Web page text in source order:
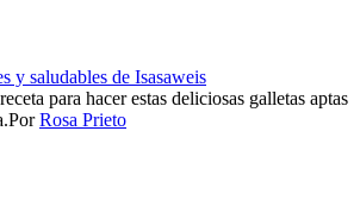
y saludables de Isasaweis
para hacer estas deliciosas galletas aptas
PorRosa Prieto